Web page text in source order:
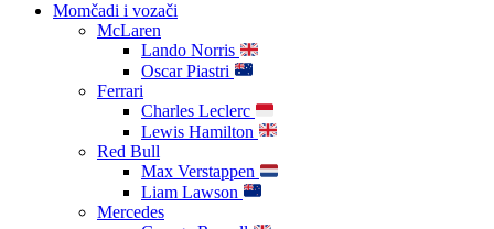
Momčadi i vozači
McLaren
Lando Norris
Oscar Piastri
Ferrari
Charles Leclerc
Lewis Hamilton
Red Bull
Max Verstappen
Liam Lawson
Mercedes